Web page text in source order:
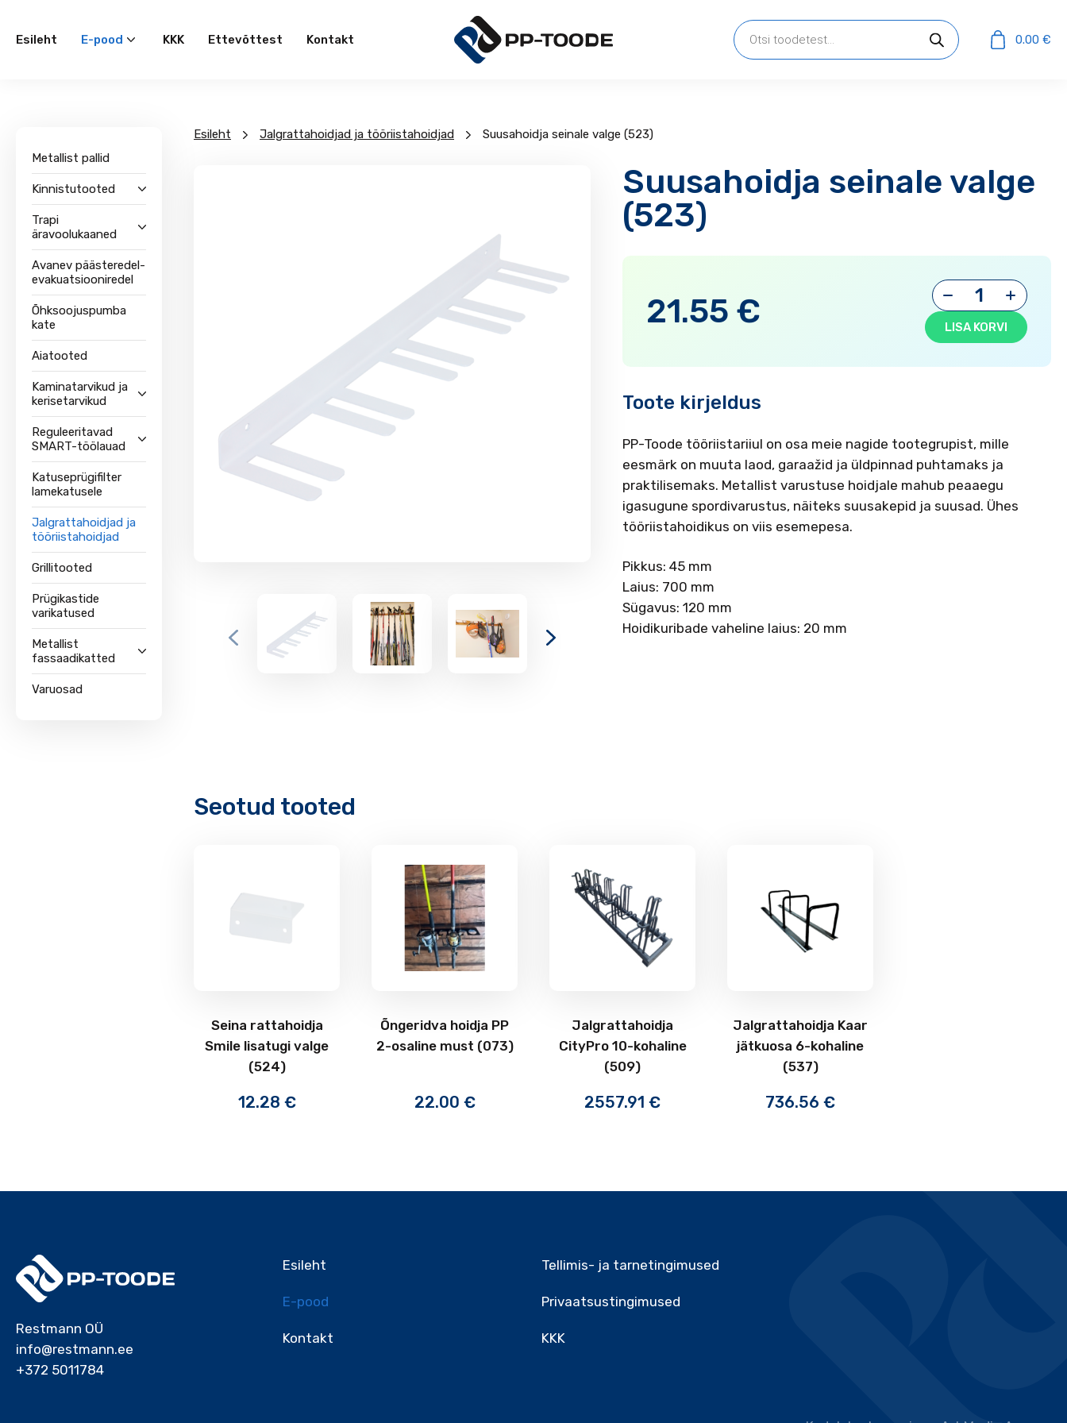
Esileht E-pood KKK Ettevõttest Kontakt
Products
search
0.00 €
Metallist pallid
Kinnistutooted
Trapi
äravoolukaaned
Avanev päästeredel-
evakuatsiooniredel
Õhksoojuspumba
kate
Aiatooted
Kaminatarvikud ja
kerisetarvikud
Reguleeritavad
SMART-töölauad
Katuseprügifilter
lamekatusele
Jalgrattahoidjad ja
tööriistahoidjad
Grillitooted
Prügikastide
varikatused
Metallist
fassaadikatted
Varuosad
Esileht Jalgrattahoidjad ja tööriistahoidjad Suusahoidja seinale valge (523)
Suusahoidja seinale valge
(523)
21.55 € LISA KORVI
Toote kirjeldus
PP-Toode tööriistariiul on osa meie nagide tootegrupist, mille
eesmärk on muuta laod, garaažid ja üldpinnad puhtamaks ja
praktilisemaks. Metallist varustuse hoidjale mahub peaaegu
igasugune spordivarustus, näiteks suusakepid ja suusad. Ühes
tööriistahoidikus on viis esemepesa.
Pikkus: 45 mm
Laius: 700 mm
Sügavus: 120 mm
Hoidikuribade vaheline laius: 20 mm
Seotud tooted
Seina rattahoidja
Smile lisatugi valge
(524)
12.28 €
Õngeridva hoidja PP
2-osaline must (073)
22.00 €
Jalgrattahoidja
CityPro 10-kohaline
(509)
2557.91 €
Jalgrattahoidja Kaar
jätkuosa 6-kohaline
(537)
736.56 €
Restmann OÜ
info@restmann.ee
+372 5011784
Esileht
E-pood
Kontakt
Tellimis- ja tarnetingimused
Privaatsustingimused
KKK